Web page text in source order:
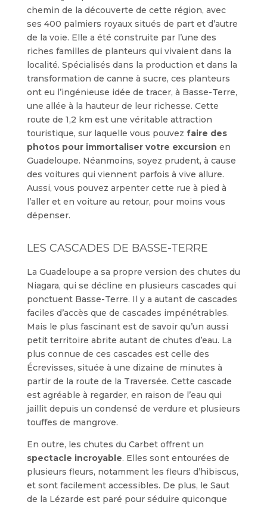
chemin de la découverte de cette région, avec
ses 400 palmiers royaux situés de part et d’autre
de la voie. Elle a été construite par l’une des
riches familles de planteurs qui vivaient dans la
localité. Spécialisés dans la production et dans la
transformation de canne à sucre, ces planteurs
ont eu l’ingénieuse idée de tracer, à Basse-Terre,
une allée à la hauteur de leur richesse. Cette
route de 1,2 km est une véritable attraction
touristique, sur laquelle vous pouvez faire des
photos pour immortaliser votre excursion en
Guadeloupe. Néanmoins, soyez prudent, à cause
des voitures qui viennent parfois à vive allure.
Aussi, vous pouvez arpenter cette rue à pied à
l’aller et en voiture au retour, pour moins vous
dépenser.
LES CASCADES DE BASSE-TERRE
La Guadeloupe a sa propre version des chutes du
Niagara, qui se décline en plusieurs cascades qui
ponctuent Basse-Terre. Il y a autant de cascades
faciles d’accès que de cascades impénétrables.
Mais le plus fascinant est de savoir qu’un aussi
petit territoire abrite autant de chutes d’eau. La
plus connue de ces cascades est celle des
Écrevisses, située à une dizaine de minutes à
partir de la route de la Traversée. Cette cascade
est agréable à regarder, en raison de l’eau qui
jaillit depuis un condensé de verdure et plusieurs
touffes de mangrove.
En outre, les chutes du Carbet offrent un
spectacle incroyable. Elles sont entourées de
plusieurs fleurs, notamment les fleurs d’hibiscus,
et sont facilement accessibles. De plus, le Saut
de la Lézarde est paré pour séduire quiconque